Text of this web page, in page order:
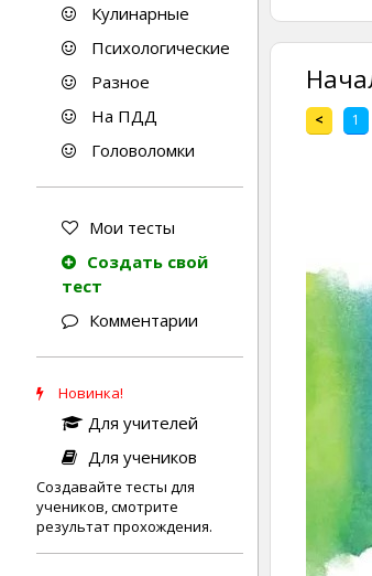
Кулинарные
Психологические
Разное
На ПДД
Головоломки
Мои тесты
Создать свой
тест
Комментарии
Новинка!
Для учителей
Для учеников
Создавайте тесты для
учеников, смотрите
результат прохождения.
< 1